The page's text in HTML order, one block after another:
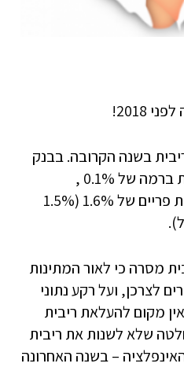
2018!
בשנה הקרובה. בבנק
החליטו להשאיר את הריבית ברמה של 0.1% ,
שהמשמעות שלה היא ריבית פריים של 1.6% (1.5%
מסרה כי לאור המתינות
לצרכן, ועל רקע נתוני
מקום להעלאת ריבית
שלא לשנות את ריבית
– בשנה האחרונה